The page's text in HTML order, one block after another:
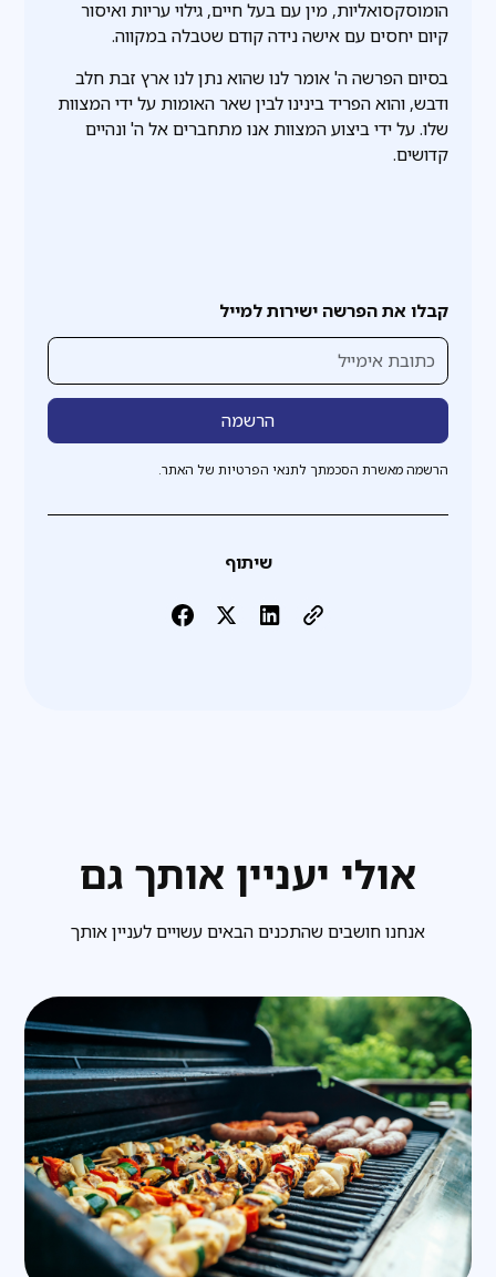
קבלו את הפרשה ישירות למייל
הרשמה מאשרת הסכמתך לתנאי הפרטיות של האתר.
שיתוף
הומוסקסואליות, מין עם בעל חיים, גילוי עריות ואיסור
קיום יחסים עם אישה נידה קודם שטבלה במקווה.
בסיום הפרשה ה' אומר לנו שהוא נתן לנו ארץ זבת חלב
ודבש, והוא הפריד בינינו לבין שאר האומות על ידי המצוות
שלו. על ידי ביצוע המצוות אנו מתחברים אל ה' ונהיים
קדושים.
אולי יעניין אותך גם
אנחנו חושבים שהתכנים הבאים עשויים לעניין אותך